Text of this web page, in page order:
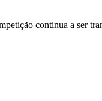
continua a ser